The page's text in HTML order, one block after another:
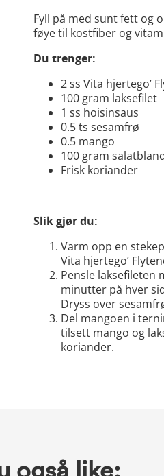
Fyll på med sunt fett og
føye til kostfiber og
Du trenger:
2 ss Vita hjertego’
100 gram laksefilet
1 ss hoisinsaus
0.5 ts sesamfrø
0.5 mango
100 gram
Frisk koriander
Slik gjør du:
Varm opp en
Vita hjertego’
Pensle laksefileten
minutter på hver
Dryss over
Del mangoen i
tilsett mango og
koriander.
også like: